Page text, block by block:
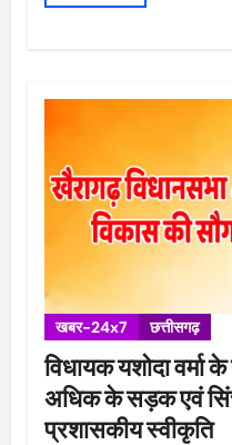
खबर-24x7 छत्तीसगढ़
विधायक यशोदा
अधिक के सड़क एवं
प्रशासकीय स्वीकृति